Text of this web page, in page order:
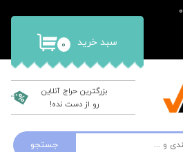
جستجو
۰ سبد خرید
بزرگترین حراج آنلاین
رو از دست نده!